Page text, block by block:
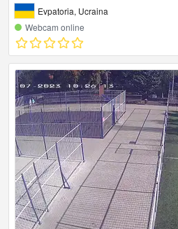
Evpatoria, Ucraina
Webcam online